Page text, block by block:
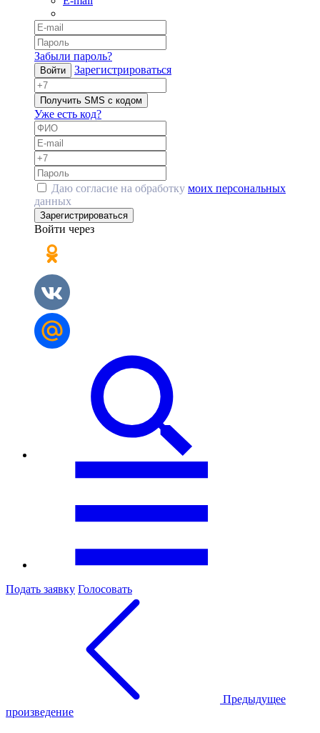
Забыли пароль?
Войти Зарегистрироваться
Получить SMS с кодом
Уже есть код?
Даю согласие на обработку моих персональных
данных
Зарегистрироваться
Войти через
Подать заявку Голосовать
Предыдущее
произведение